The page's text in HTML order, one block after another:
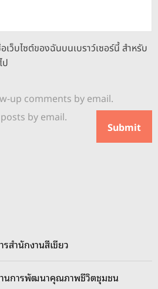
เว็บไซต์ของฉันบนเบราว์เซอร์นี้ สำหรับ
ป
up comments by email.
by email.
สำนักงานสีเขียว
นการพัฒนาคุณภาพชีวิตชุมชน